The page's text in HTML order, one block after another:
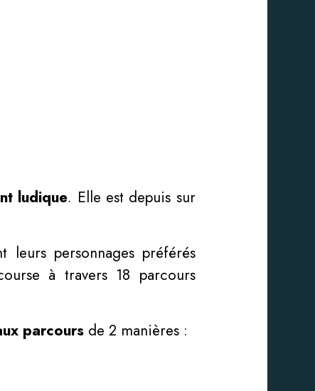
ludique. Elle est depuis sur
leurs personnages préférés
à travers 18 parcours
parcours de 2 manières :